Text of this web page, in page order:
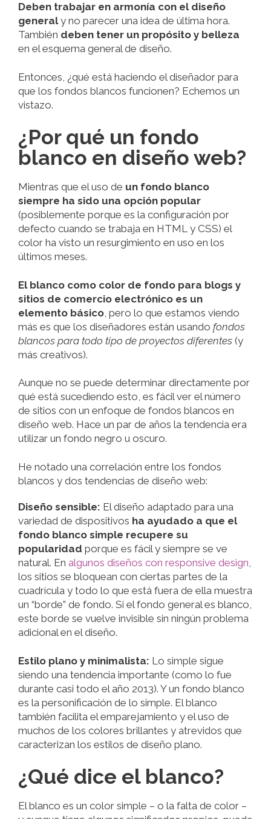
Deben trabajar en armonía con el diseño
generaly no parecer una idea de última hora.
También deben tener un propósito y belleza
en el esquema general de diseño.
Entonces, ¿qué está haciendo el diseñador para
que los fondos blancos funcionen? Echemos un
vistazo.
¿Por qué un fondo
blanco en diseño web?
Mientras que el uso de un fondo blanco
siempre ha sido una opción popular
(posiblemente porque es la configuración por
defecto cuando se trabaja en HTML y CSS) el
color ha visto un resurgimiento en uso en los
últimos meses.
El blanco como color de fondo para blogs y
sitios de comercio electrónico es un
elemento básico , pero lo que estamos viendo
más es que los diseñadores están usando fondos
blancos para todo tipo de proyectos diferentes (y
más creativos).
Aunque no se puede determinar directamente por
qué está sucediendo esto, es fácil ver el número
de sitios con un enfoque de fondos blancos en
diseño web. Hace un par de años la tendencia era
utilizar un fondo negro u oscuro.
He notado una correlación entre los fondos
blancos y dos tendencias de diseño web:
Diseño sensible: El diseño adaptado para una
variedad de dispositivos ha ayudado a que el
fondo blanco simple recupere su
popularidad porque es fácil y siempre se ve
natural. En algunos diseños con responsive design,
los sitios se bloquean con ciertas partes de la
cuadrícula y todo lo que está fuera de ella muestra
un “borde” de fondo. Si el fondo general es blanco,
este borde se vuelve invisible sin ningún problema
adicional en el diseño.
Estilo plano y minimalista: Lo simple sigue
siendo una tendencia importante (como lo fue
durante casi todo el año 2013). Y un fondo blanco
es la personificación de lo simple. El blanco
también facilita el emparejamiento y el uso de
muchos de los colores brillantes y atrevidos que
caracterizan los estilos de diseño plano.
¿Qué dice el blanco?
El blanco es un color simple – o la falta de color –